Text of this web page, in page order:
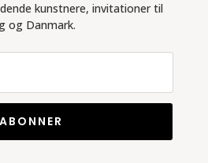
kunstnere, invitationer til
og Danmark.
ABONNER